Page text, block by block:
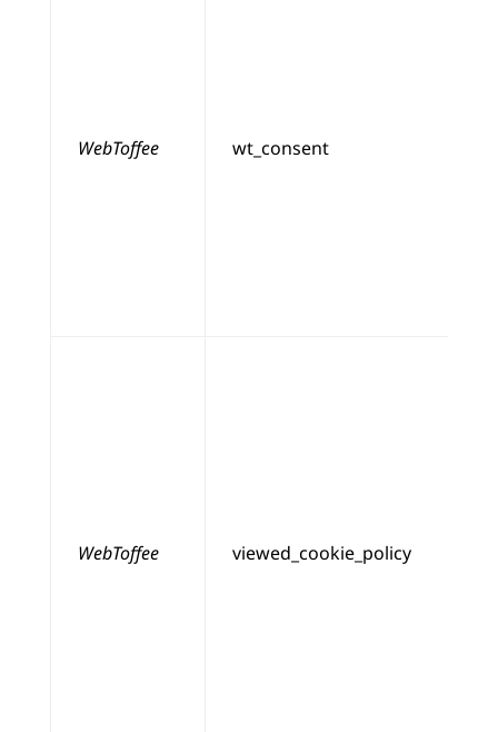
WebToffee wt_consent
WebToffee viewed_cookie_policy